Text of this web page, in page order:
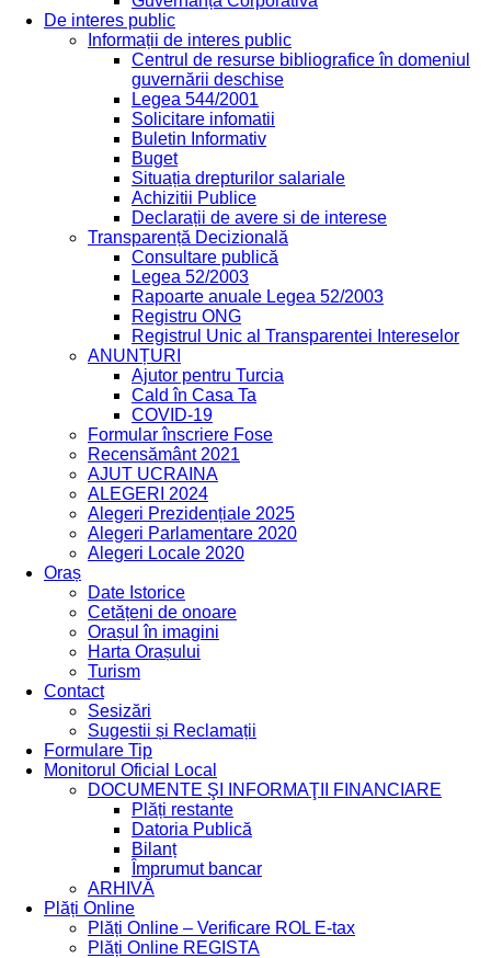
De interes public
Informații de interes public
Centrul de resurse bibliografice în domeniul
guvernării deschise
Legea 544/2001
Solicitare infomatii
Buletin Informativ
Buget
Situația drepturilor salariale
Achizitii Publice
Declarații de avere si de interese
Transparență Decizională
Consultare publică
Legea 52/2003
Rapoarte anuale Legea 52/2003
Registru ONG
Registrul Unic al Transparentei Intereselor
ANUNȚURI
Ajutor pentru Turcia
Cald în Casa Ta
COVID-19
Formular înscriere Fose
Recensământ 2021
AJUT UCRAINA
ALEGERI 2024
Alegeri Prezidențiale 2025
Alegeri Parlamentare 2020
Alegeri Locale 2020
Oraș
Date Istorice
Cetățeni de onoare
Orașul în imagini
Harta Orașului
Turism
Contact
Sesizări
Sugestii și Reclamații
Formulare Tip
Monitorul Oficial Local
DOCUMENTE ŞI INFORMAŢII FINANCIARE
Plăți restante
Datoria Publică
Bilanț
Împrumut bancar
ARHIVĂ
Plăți Online
Plăți Online – Verificare ROL E-tax
Plăți Online REGISTA